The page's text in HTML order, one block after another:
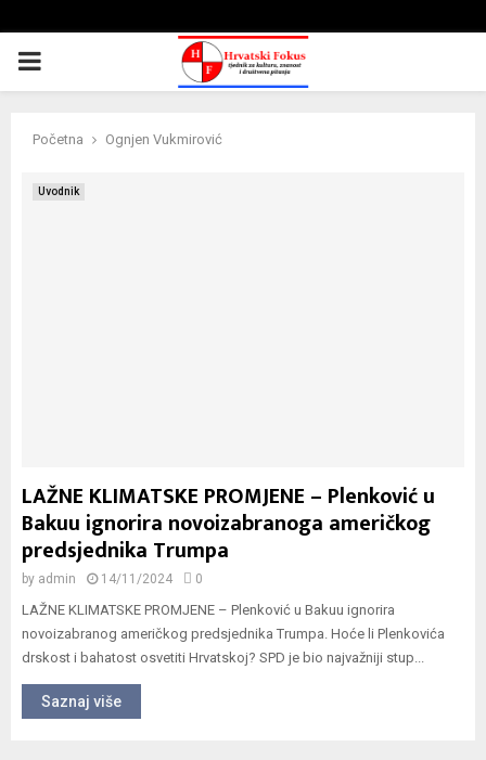
PRIMARY
Početna Ognjen Vukmirović
Uvodnik
LAŽNE KLIMATSKE PROMJENE – Plenković u
Bakuu ignorira novoizabranoga američkog
predsjednika Trumpa
by admin 14/11/2024 0
LAŽNE KLIMATSKE PROMJENE – Plenković u Bakuu ignorira
novoizabranog američkog predsjednika Trumpa. Hoće li Plenkovića
drskost i bahatost osvetiti Hrvatskoj? SPD je bio najvažniji stup...
Saznaj više